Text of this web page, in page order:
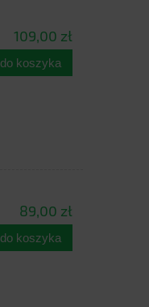
109,00 zł
do koszyka
89,00 zł
do koszyka